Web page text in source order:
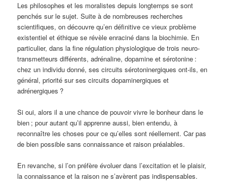
Les philosophes et les moralistes depuis longtemps se sont
penchés sur le sujet. Suite à de nombreuses recherches
scientifiques, on découvre qu’en définitive ce vieux problème
existentiel et éthique se révèle enraciné dans la biochimie. En
particulier, dans la fine régulation physiologique de trois neuro-
transmetteurs différents, adrénaline, dopamine et sérotonine :
chez un individu donné, ses circuits sérotoninergiques ont-ils, en
général, priorité sur ses circuits dopaminergiques et
adrénergiques ?
Si oui, alors il a une chance de pouvoir vivre le bonheur dans le
bien ; pour autant qu’il apprenne aussi, bien entendu, à
reconnaître les choses pour ce qu’elles sont réellement. Car pas
de bien possible sans connaissance et raison préalables.
En revanche, si l’on préfère évoluer dans l’excitation et le plaisir,
la connaissance et la raison ne s’avèrent pas indispensables.